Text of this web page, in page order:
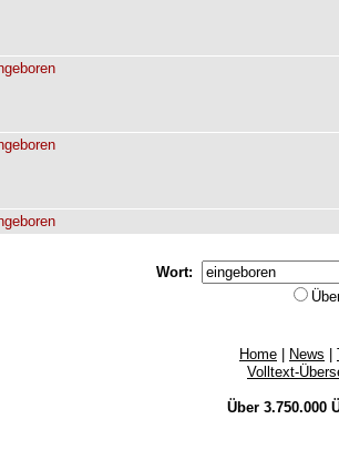
Wort:
Home News
Volltext-
Über 3.750.000